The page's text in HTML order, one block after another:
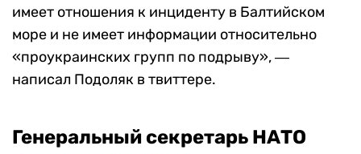
имеет отношения к инциденту в Балтийском
море и не имеет информации относительно
«проукраинских групп по подрыву», ―
написал Подоляк в твиттере.
Генеральный секретарь НАТО